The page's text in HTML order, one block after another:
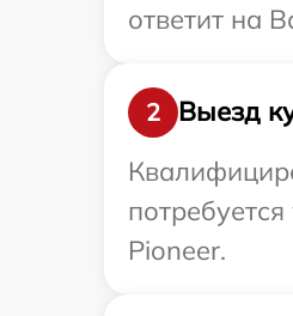
ответит на
2
Выезд
Pioneer.